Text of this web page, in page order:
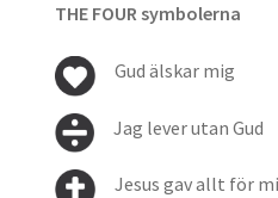
THE FOUR symbolerna
Gud älskar mig
Jag lever utan Gud
Jesus gav allt för